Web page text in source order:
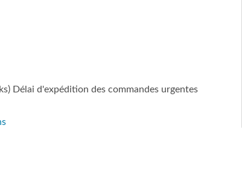
Délai d'expédition des commandes urgentes